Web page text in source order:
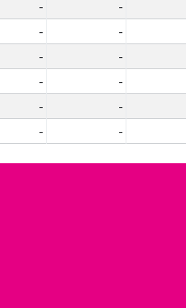
- -
- -
- -
- -
- -
- -